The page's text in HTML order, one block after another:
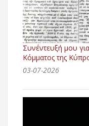
Συνέντευξή μου
Κόμματος της
03-07-2026